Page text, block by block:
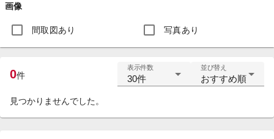
画像
間取図あり 写真あり
0件
表示件数
30件
並び替え
おすすめ順
見つかりませんでした。